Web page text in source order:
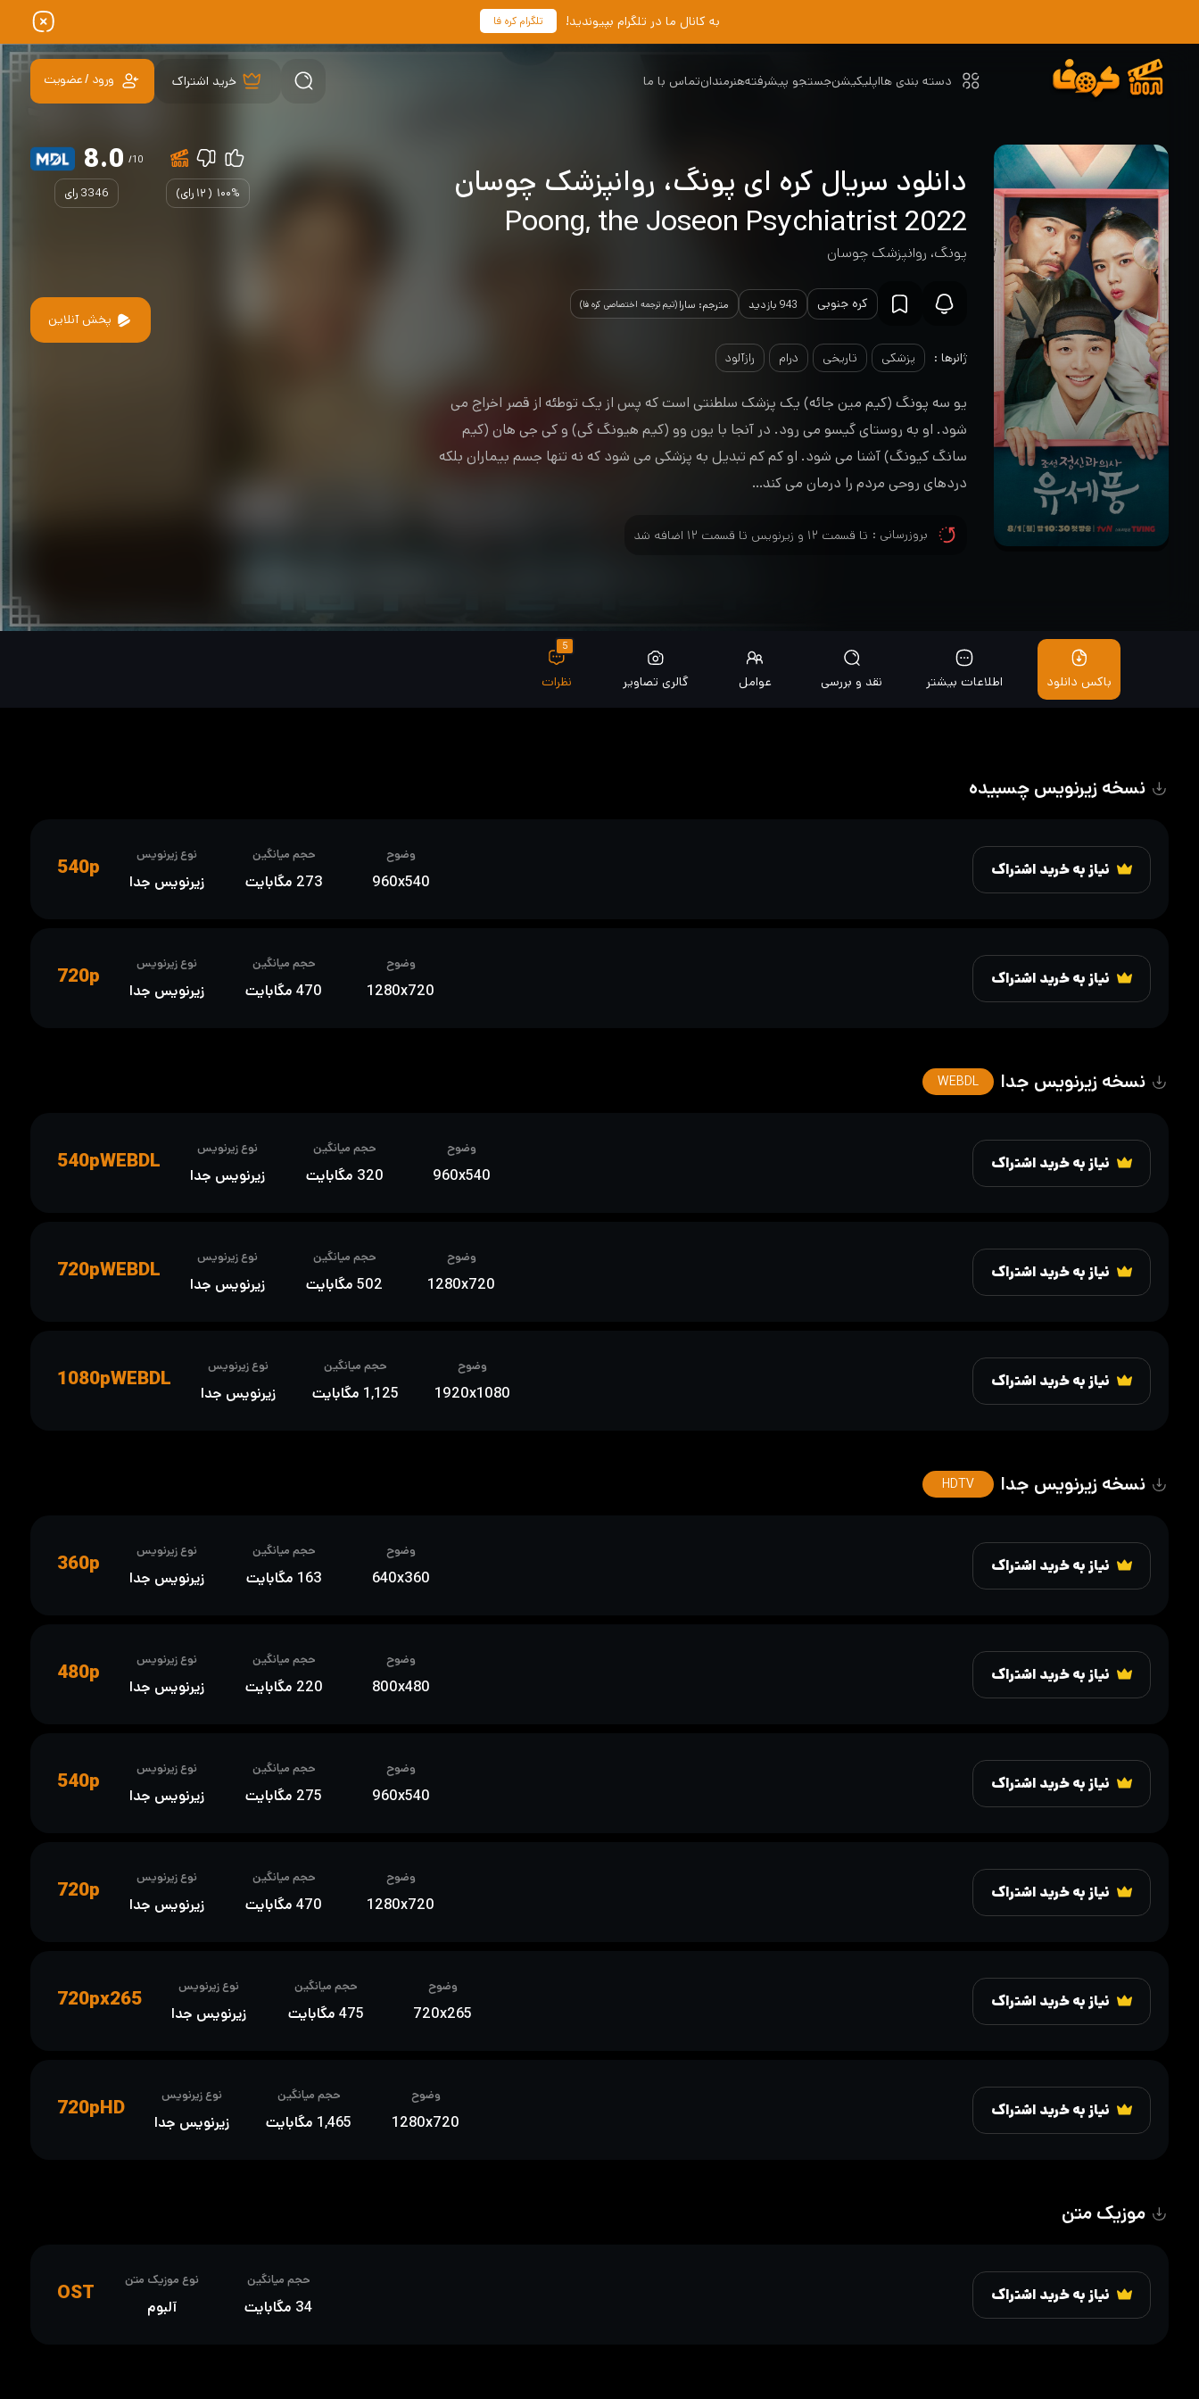
به کانال ما در تلگرام بپیوندید! تلگرام کره فا
دسته بندی هااپلیکیشنجستجو پیشرفتههنرمندانتماس با ما خرید اشتراک ورود / عضویت
دانلود سریال کره ای پونگ، روانپزشک چوسان
2022 Poong, the Joseon Psychiatrist
پونگ، روانپزشک چوسان
کره جنوبی 943 بازدید مترجم: سارا (تیم ترجمه اختصاصی کره فا)
ژانرها : پزشکی تاریخی درام رازآلود
یو سه پونگ (کیم مین جائه) یک پزشک سلطنتی است که پس از یک توطئه از قصر اخراج می
شود. او به روستای گیسو می رود. در آنجا با یون وو (کیم هیونگ گی) و کی جی هان (کیم
سانگ کیونگ) آشنا می شود. او کم کم تبدیل به پزشکی می شود که نه تنها جسم بیماران بلکه
دردهای روحی مردم را درمان می کند…
بروزرسانی : تا قسمت ۱۲ و زیرنویس تا قسمت ۱۲ اضافه شد
8.0 /10
3346 رای ۱۰۰% ( ۱۲ رای)
پخش آنلاین
باکس دانلود اطلاعات بیشتر نقد و بررسی عوامل گالری تصاویر
5
نظرات
نسخه زیرنویس چسبیده
نیاز به خرید اشتراک
وضوح
960x540
حجم میانگین
273 مگابایت
نوع زیرنویس
زیرنویس جدا
540p
نیاز به خرید اشتراک
وضوح
1280x720
حجم میانگین
470 مگابایت
نوع زیرنویس
زیرنویس جدا
720p
نسخه زیرنویس جدا WEBDL
نیاز به خرید اشتراک
وضوح
960x540
حجم میانگین
320 مگابایت
نوع زیرنویس
زیرنویس جدا
540pWEBDL
نیاز به خرید اشتراک
وضوح
1280x720
حجم میانگین
502 مگابایت
نوع زیرنویس
زیرنویس جدا
720pWEBDL
نیاز به خرید اشتراک
وضوح
1920x1080
حجم میانگین
1,125 مگابایت
نوع زیرنویس
زیرنویس جدا
1080pWEBDL
نسخه زیرنویس جدا HDTV
نیاز به خرید اشتراک
وضوح
640x360
حجم میانگین
163 مگابایت
نوع زیرنویس
زیرنویس جدا
360p
نیاز به خرید اشتراک
وضوح
800x480
حجم میانگین
220 مگابایت
نوع زیرنویس
زیرنویس جدا
480p
نیاز به خرید اشتراک
وضوح
960x540
حجم میانگین
275 مگابایت
نوع زیرنویس
زیرنویس جدا
540p
نیاز به خرید اشتراک
وضوح
1280x720
حجم میانگین
470 مگابایت
نوع زیرنویس
زیرنویس جدا
720p
نیاز به خرید اشتراک
وضوح
720x265
حجم میانگین
475 مگابایت
نوع زیرنویس
زیرنویس جدا
720px265
نیاز به خرید اشتراک
وضوح
1280x720
حجم میانگین
1,465 مگابایت
نوع زیرنویس
زیرنویس جدا
720pHD
موزیک متن
نیاز به خرید اشتراک
حجم میانگین
34 مگابایت
نوع موزیک متن
آلبوم
OST